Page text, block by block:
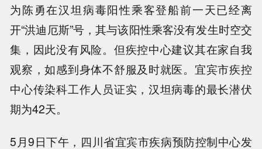
为陈勇在汉坦病毒阳性乘客登船前一天已经离
开“洪迪厄斯”号，其与该阳性乘客没有发生时空交
集，因此没有风险。但疾控中心建议其在家自我
观察，如感到身体不舒服及时就医。宜宾市疾控
中心传染科工作人员证实，汉坦病毒的最长潜伏
期为42天。
5月9日下午，四川省宜宾市疾病预防控制中心发